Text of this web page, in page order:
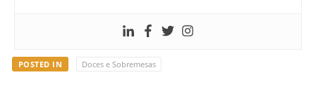
POSTED IN Doces e Sobremesas